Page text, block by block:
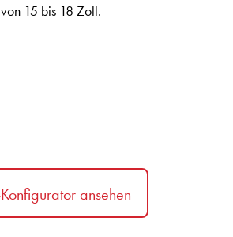
15 bis 18 Zoll.
ansehen